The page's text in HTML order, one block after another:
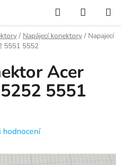
Hledat
KOŠÍK
/ Napájecí konektory / Napajecí
5551 5552
Acer
5551
hodnocení